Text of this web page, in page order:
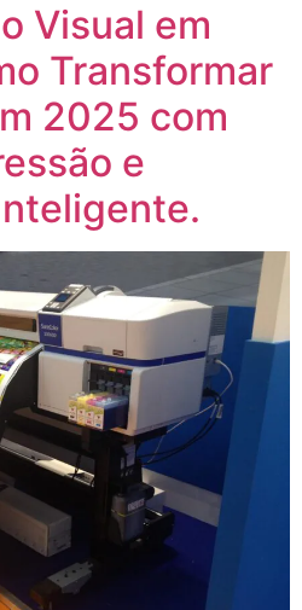
Visual em
Transformar
2025 com
e